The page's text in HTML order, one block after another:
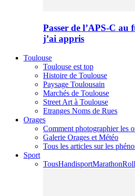
Passer de l’APS-C au
j’ai appris
Toulouse
Toulouse est top
Histoire de Toulouse
Paysage Toulousain
Marchés de Toulouse
Street Art à Toulouse
Etranges Noms de Rues
Orages
Comment photographier les
Galerie Orages et Météo
Tous les articles sur les
Sport
TousHandisportMarathon